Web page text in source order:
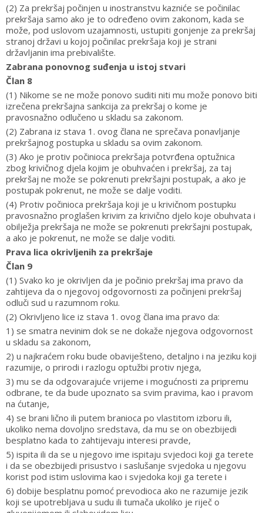
(2) Za prekršaj počinjen u inostranstvu kazniće se počinilac
prekršaja samo ako je to određeno ovim zakonom, kada se
može, pod uslovom uzajamnosti, ustupiti gonjenje za prekršaj
stranoj državi u kojoj počinilac prekršaja koji je strani
državljanin ima prebivalište.
Zabrana ponovnog suđenja u istoj stvari
Član 8
(1) Nikome se ne može ponovo suditi niti mu može ponovo biti
izrečena prekršajna sankcija za prekršaj o kome je
pravosnažno odlučeno u skladu sa zakonom.
(2) Zabrana iz stava 1. ovog člana ne sprečava ponavljanje
prekršajnog postupka u skladu sa ovim zakonom.
(3) Ako je protiv počinioca prekršaja potvrđena optužnica
zbog krivičnog djela kojim je obuhvaćen i prekršaj, za taj
prekršaj ne može se pokrenuti prekršajni postupak, a ako je
postupak pokrenut, ne može se dalje voditi.
(4) Protiv počinioca prekršaja koji je u krivičnom postupku
pravosnažno proglašen krivim za krivično djelo koje obuhvata i
obilježja prekršaja ne može se pokrenuti prekršajni postupak,
a ako je pokrenut, ne može se dalje voditi.
Prava lica okrivljenih za prekršaje
Član 9
(1) Svako ko je okrivljen da je počinio prekršaj ima pravo da
zahtijeva da o njegovoj odgovornosti za počinjeni prekršaj
odluči sud u razumnom roku.
(2) Okrivljeno lice iz stava 1. ovog člana ima pravo da:
1) se smatra nevinim dok se ne dokaže njegova odgovornost
u skladu sa zakonom,
2) u najkraćem roku bude obaviješteno, detaljno i na jeziku koji
razumije, o prirodi i razlogu optužbi protiv njega,
3) mu se da odgovarajuće vrijeme i mogućnosti za pripremu
odbrane, te da bude upoznato sa svim pravima, kao i pravom
na ćutanje,
4) se brani lično ili putem branioca po vlastitom izboru ili,
ukoliko nema dovoljno sredstava, da mu se on obezbijedi
besplatno kada to zahtijevaju interesi pravde,
5) ispita ili da se u njegovo ime ispitaju svjedoci koji ga terete
i da se obezbijedi prisustvo i saslušanje svjedoka u njegovu
korist pod istim uslovima kao i svjedoka koji ga terete i
6) dobije besplatnu pomoć prevodioca ako ne razumije jezik
koji se upotrebljava u sudu ili tumača ukoliko je riječ o